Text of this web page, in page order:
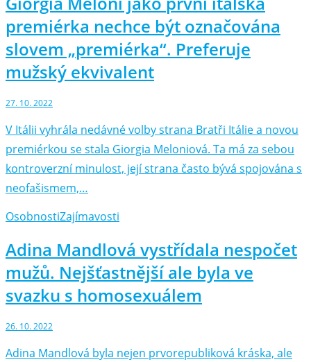
premiérka nechce být označována
slovem „premiérka“. Preferuje
mužský ekvivalent
27. 10. 2022
V Itálii vyhrála nedávné volby strana Bratři Itálie a novou
premiérkou se stala Giorgia Meloniová. Ta má za sebou
kontroverzní minulost, její strana často bývá spojována s
neofašismem,…
OsobnostiZajímavosti
Adina Mandlová vystřídala nespočet
mužů. Nejšťastnější ale byla ve
svazku s homosexuálem
26. 10. 2022
Adina Mandlová byla nejen prvorepubliková kráska, ale